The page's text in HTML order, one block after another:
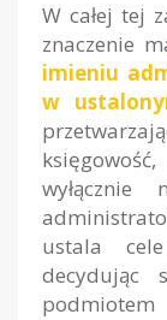
W całej tej
znaczenie
imieniu
w
wyłącznie
ustala
decydując